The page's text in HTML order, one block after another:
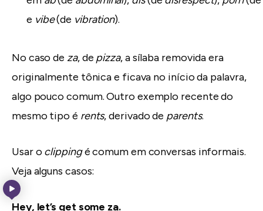
e vibe(de vibration).
No caso de za, de pizza, a sílaba removida era
originalmente tônica e ficava no início da palavra,
algo pouco comum. Outro exemplo recente do
mesmo tipo é rents, derivado de parents.
Usar oclippingé comum em conversas informais.
Veja alguns casos:
Hey, let’s get some za.